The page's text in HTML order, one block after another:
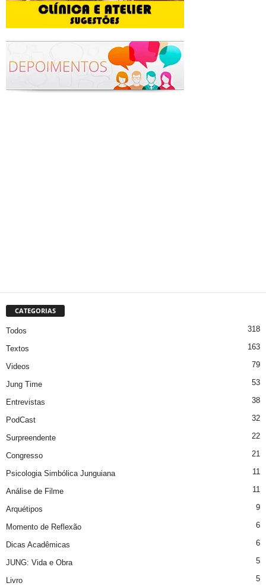
CATEGORIAS
Todos 318
Textos 163
Videos 79
Jung Time 53
Entrevistas 38
PodCast 32
Surpreendente 22
Congresso 21
Psicologia Simbólica Junguiana 11
Análise de Filme 11
Arquétipos 9
Momento de Reflexão 6
Dicas Acadêmicas 6
JUNG: Vida e Obra 5
Livro 5